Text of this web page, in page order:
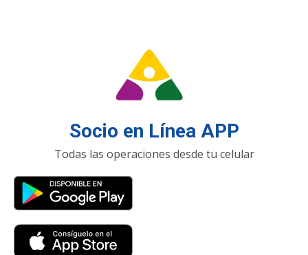
Socio en Línea APP
Todas las operaciones desde tu celular